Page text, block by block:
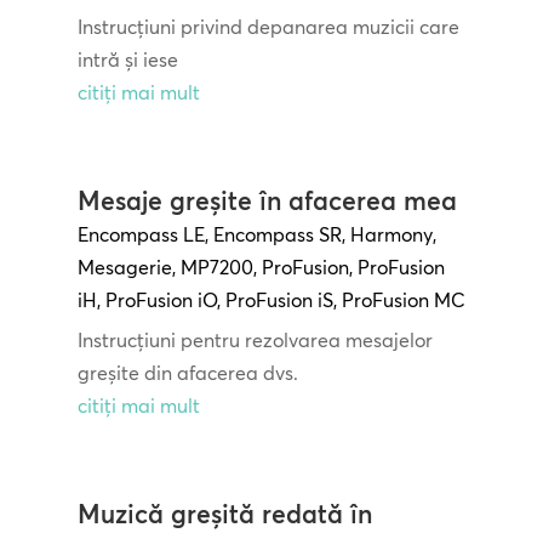
Instrucțiuni privind depanarea muzicii care
intră și iese
citiți mai mult
Mesaje greșite în afacerea mea
Encompass LE, Encompass SR, Harmony,
Mesagerie, MP7200, ProFusion, ProFusion
iH, ProFusion iO, ProFusion iS, ProFusion MC
Instrucțiuni pentru rezolvarea mesajelor
greșite din afacerea dvs.
citiți mai mult
Muzică greșită redată în